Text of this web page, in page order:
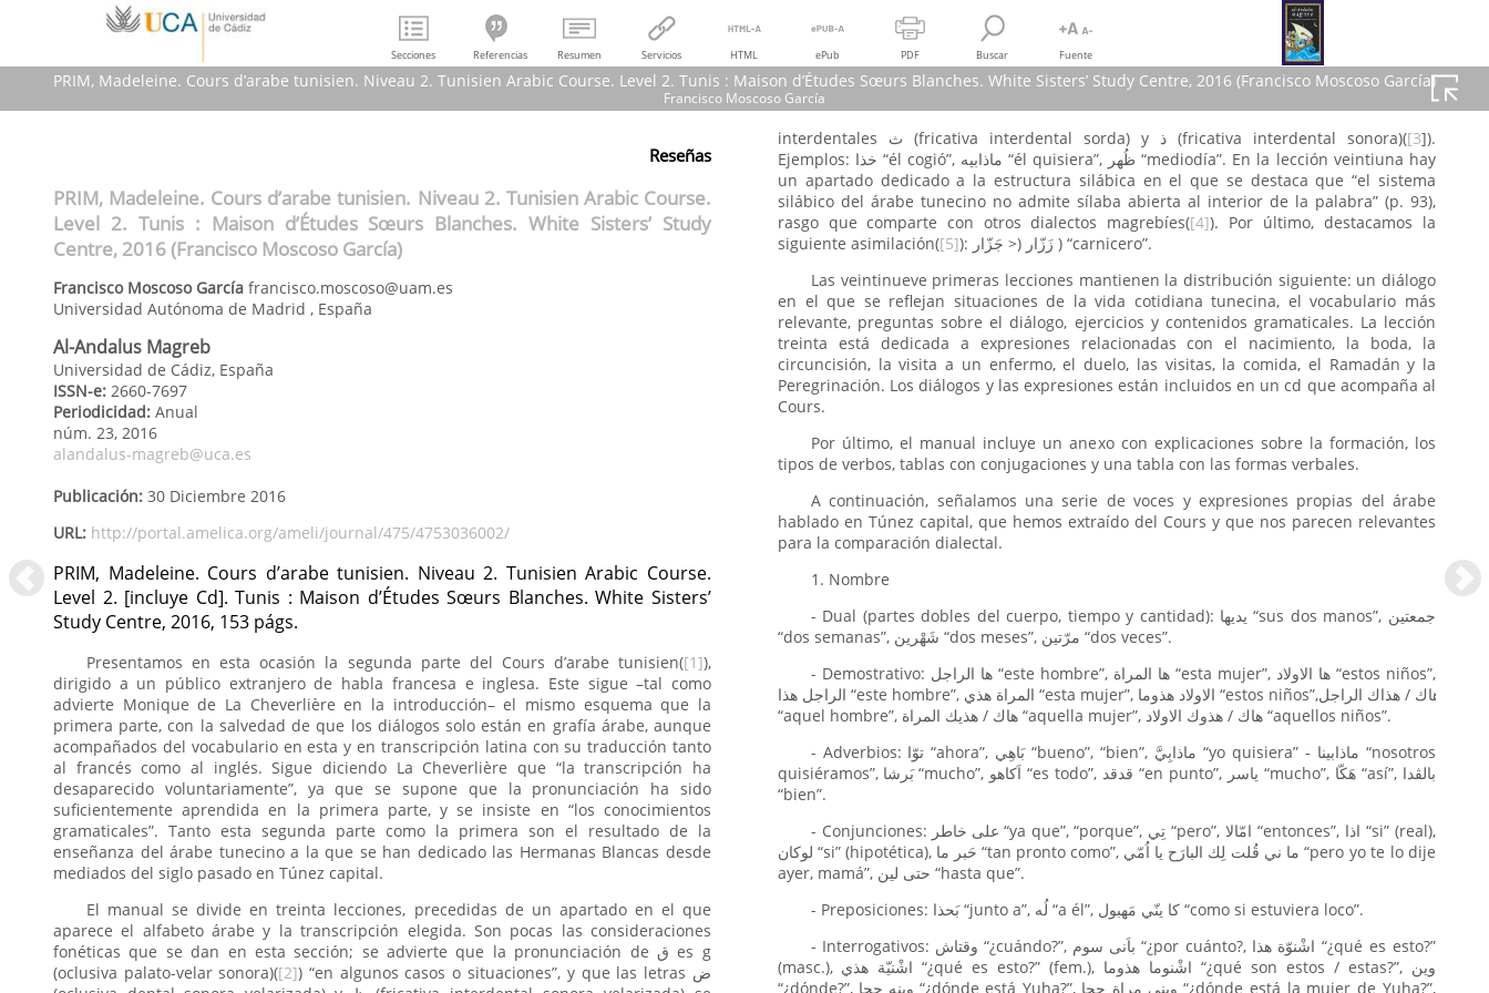
Secciones Referencias Resumen Servicios HTML ePub PDF Buscar Fuente
PRIM, Madeleine. Cours d’arabe tunisien. Niveau 2. Tunisien Arabic Course. Level 2. Tunis : Maison d’Études Sœurs Blanches. White Sisters’ Study Centre, 2016 (Francisco Moscoso García)
Francisco Moscoso García
Francisco Moscoso García
PRIM, Madeleine. Cours d’arabe tunisien. Niveau 2. Tunisien Arabic Course. Level 2. Tunis : Maison d’Études Sœurs Blanches. White
Sisters’ Study Centre, 2016 (Francisco Moscoso García)
Al-Andalus Magreb, núm. 23, pp. 130-133, 2016
Universidad de Cádiz
Reseñas
PRIM, Madeleine. Cours d’arabe tunisien. Niveau 2. Tunisien Arabic Course.
Level 2. Tunis : Maison d’Études Sœurs Blanches. White Sisters’ Study
Centre, 2016 (Francisco Moscoso García)
Francisco Moscoso García francisco.moscoso@uam.es
Universidad Autónoma de Madrid , España
Al-Andalus Magreb
Universidad de Cádiz, España
ISSN-e: 2660-7697
Periodicidad: Anual
núm. 23, 2016
alandalus-magreb@uca.es
Publicación:
30 Diciembre 2016
URL: http://portal.amelica.org/ameli/journal/475/4753036002/
PRIM, Madeleine. Cours d’arabe tunisien. Niveau 2. Tunisien Arabic Course.
Level 2. [incluye Cd]. Tunis : Maison d’Études Sœurs Blanches. White Sisters’
Study Centre, 2016, 153 págs.
Presentamos en esta ocasión la segunda parte del Cours d’arabe tunisien([1]),
dirigido a un público extranjero de habla francesa e inglesa. Este sigue –tal como
advierte Monique de La Cheverlière en la introducción– el mismo esquema que la
primera parte, con la salvedad de que los diálogos solo están en grafía árabe, aunque
acompañados del vocabulario en esta y en transcripción latina con su traducción tanto
al francés como al inglés. Sigue diciendo La Cheverlière que “la transcripción ha
desaparecido voluntariamente”, ya que se supone que la pronunciación ha sido
suficientemente aprendida en la primera parte, y se insiste en “los conocimientos
gramaticales”. Tanto esta segunda parte como la primera son el resultado de la
enseñanza del árabe tunecino a la que se han dedicado las Hermanas Blancas desde
mediados del siglo pasado en Túnez capital.
El manual se divide en treinta lecciones, precedidas de un apartado en el que
aparece el alfabeto árabe y la transcripción elegida. Son pocas las consideraciones
fonéticas que se dan en esta sección; se advierte que la pronunciación de ق es g
(oclusiva palato-velar sonora)([2]) “en algunos casos o situaciones”, y que las letras ض
interdentales ث (fricativa interdental sorda) y ذ (fricativa interdental sonora)([3]).
Ejemplos: خذا “él cogió”, ماذابيه “él quisiera”, ظُهر “mediodía”. En la lección veintiuna hay
un apartado dedicado a la estructura silábica en el que se destaca que “el sistema
silábico del árabe tunecino no admite sílaba abierta al interior de la palabra” (p. 93),
rasgo que comparte con otros dialectos magrebíes([4]). Por último, destacamos la
siguiente asimilación([5]
): زَزّار (< جَزّار ) “carnicero”.
Las veintinueve primeras lecciones mantienen la distribución siguiente: un diálogo
en el que se reflejan situaciones de la vida cotidiana tunecina, el vocabulario más
relevante, preguntas sobre el diálogo, ejercicios y contenidos gramaticales. La lección
treinta está dedicada a expresiones relacionadas con el nacimiento, la boda, la
circuncisión, la visita a un enfermo, el duelo, las visitas, la comida, el Ramadán y la
Peregrinación. Los diálogos y las expresiones están incluidos en un cd que acompaña al
Cours.
Por último, el manual incluye un anexo con explicaciones sobre la formación, los
tipos de verbos, tablas con conjugaciones y una tabla con las formas verbales.
A continuación, señalamos una serie de voces y expresiones propias del árabe
hablado en Túnez capital, que hemos extraído del Cours y que nos parecen relevantes
para la comparación dialectal.
1. Nombre
- Dual (partes dobles del cuerpo, tiempo y cantidad): يديها “sus dos manos”, جمعتين
“dos semanas”, شَهْرين “dos meses”, مرّتين “dos veces”.
- Demostrativo: ها الراجل “este hombre”, ها المراة “esta mujer”, ها الاولاد “estos niños”,
الراجل هذا “este hombre”, المراة هذي “esta mujer”, الاولاد هذوما “estos niños”,هاك / هذاك الراجل
“aquel hombre”, هاك / هذيك المراة “aquella mujer”, هاك / هذوك الاولاد “aquellos niños”.
- Adverbios: توّا “ahora”, بَاهِي “bueno”, “bien”, ماذابِيَّ “yo quisiera” - ماذابينا “nosotros
quisiéramos”, بَرشا “mucho”, اَكاهو “es todo”, قدقد “en punto”, ياسر “mucho”, هَكّا “así”, بالڤدا
“bien”.
- Conjunciones: على خاطر “ya que”, “porque”, تِي “pero”, امّالا “entonces”, اذا “si” (real),
لوكان “si” (hipotética), حَبر ما “tan pronto como”, ما ني قُلت لِك البارَح يا اُمّي “pero yo te lo dije
ayer, mamá”, حتى لين “hasta que”.
- Preposiciones: بَحذا “junto a”, لُه “a él”, كا ينّي مَهبول “como si estuviera loco”.
- Interrogativos: وقتاش “¿cuándo?”, باَنى سوم “¿por cuánto?, اشْنوّة هذا “¿qué es esto?”
(masc.), اشْنيّة هذي “¿qué es esto?” (fem.), اشْنوما هذوما “¿qué son estos / estas?”, وين
“¿dónde?”, وينه جحا “¿dónde está Yuha?”, وينى مراة جحا “¿dónde está la mujer de Yuha?”,